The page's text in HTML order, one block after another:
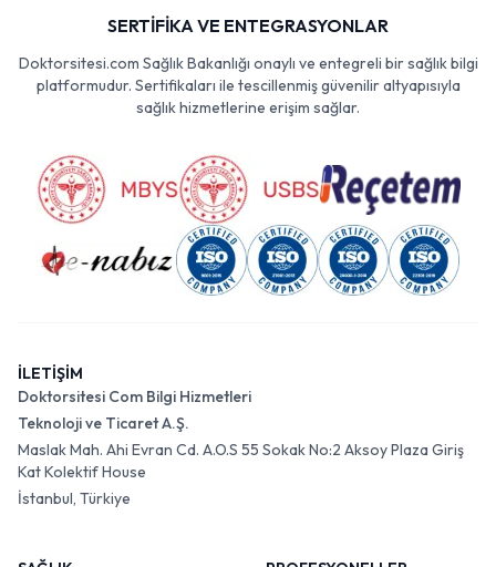
SERTİFİKA VE ENTEGRASYONLAR
Doktorsitesi.com Sağlık Bakanlığı onaylı ve entegreli bir sağlık bilgi
platformudur. Sertifikaları ile tescillenmiş güvenilir altyapısıyla
sağlık hizmetlerine erişim sağlar.
İLETİŞİM
Doktorsitesi Com Bilgi Hizmetleri
Teknoloji ve Ticaret A.Ş.
Maslak Mah. Ahi Evran Cd. A.O.S 55 Sokak No:2 Aksoy Plaza Giriş
Kat Kolektif House
İstanbul, Türkiye